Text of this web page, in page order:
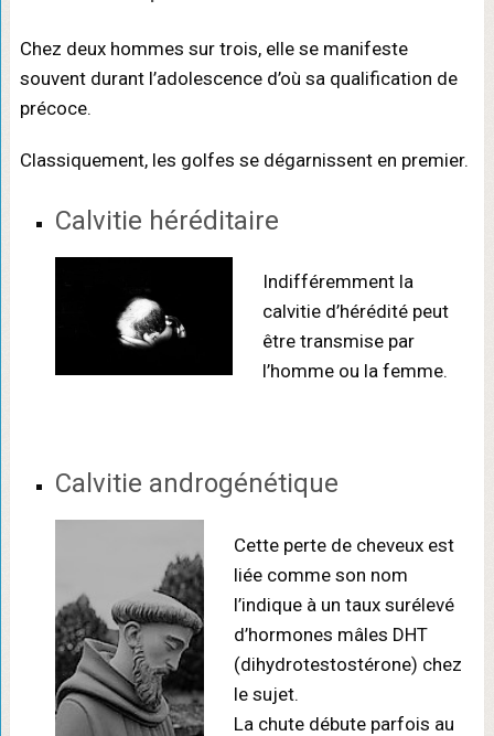
Chez deux hommes sur trois, elle se manifeste
souvent durant l’adolescence d’où sa qualification de
précoce.
Classiquement, les golfes se dégarnissent en premier.
Calvitie héréditaire
Indifféremment la
calvitie d’hérédité peut
être transmise par
l’homme ou la femme.
Calvitie androgénétique
Cette perte de cheveux est
liée comme son nom
l’indique à un taux surélevé
d’hormones mâles DHT
(dihydrotestostérone) chez
le sujet.
La chute débute parfois au